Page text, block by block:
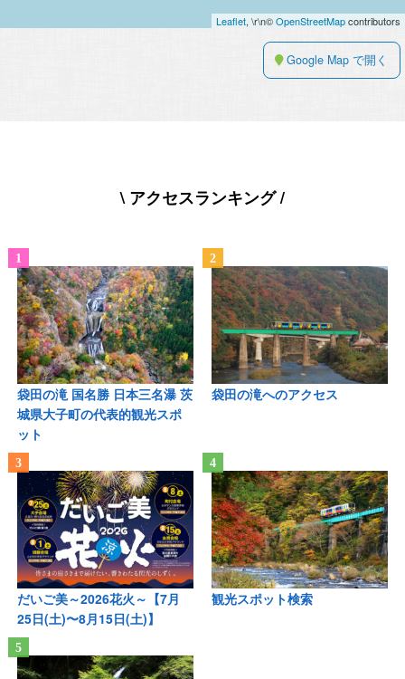
Leaflet, \r\n©OpenStreetMapcontributors
Google Map で開く
\ アクセスランキング /
袋田の滝 国名勝 日本三名瀑 茨
城県大子町の代表的観光スポ
ット
袋田の滝へのアクセス
だいご美～2026花火～【7月
25日(土)〜8月15日(土)】
観光スポット検索